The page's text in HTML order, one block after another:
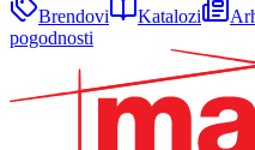
Brendovi Katalozi
pogodnosti